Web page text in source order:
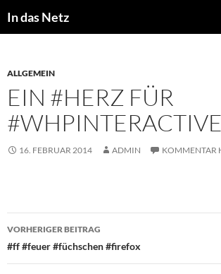
Inhalt
In das Netz
ALLGEMEIN
EIN #HERZ FÜR
16. FEBRUAR 2014 ADMIN KOMMENTAR
Beitragsnavigation
VORHERIGER BEITRAG
#ff #feuer #füchschen #firefox